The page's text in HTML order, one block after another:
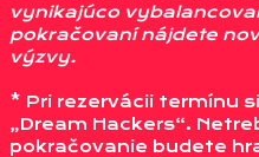
vynikajúco
pokračovaní nájdete
výzvy.
* Pri rezervácii termínu
„Dream Hackers“.
pokračovanie budete